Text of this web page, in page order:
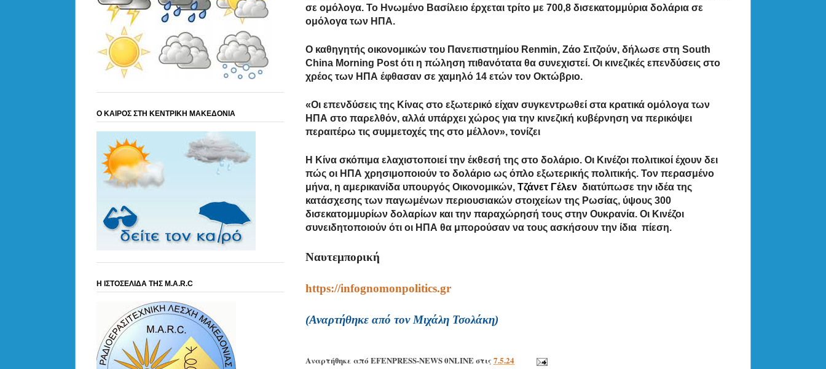
σε ομόλογα. Το Ηνωμένο Βασίλειο έρχεται τρίτο με 700,8 δισεκατομμύρια δολάρια σε
ομόλογα των ΗΠΑ.
Ο καθηγητής οικονομικών του Πανεπιστημίου Renmin, Ζάο Σιτζούν, δήλωσε στη South
China Morning Post ότι η πώληση πιθανότατα θα συνεχιστεί. Οι κινεζικές επενδύσεις στο
χρέος των ΗΠΑ έφθασαν σε χαμηλό 14 ετών τον Οκτώβριο.
«Οι επενδύσεις της Κίνας στο εξωτερικό είχαν συγκεντρωθεί στα κρατικά ομόλογα των
ΗΠΑ στο παρελθόν, αλλά υπάρχει χώρος για την κινεζική κυβέρνηση να περικόψει
περαιτέρω τις συμμετοχές της στο μέλλον», τονίζει
Η Κίνα σκόπιμα ελαχιστοποιεί την έκθεσή της στο δολάριο. Οι Κινέζοι πολιτικοί έχουν δει
πώς οι ΗΠΑ χρησιμοποιούν το δολάριο ως όπλο εξωτερικής πολιτικής. Τον περασμένο
μήνα, η αμερικανίδα υπουργός Οικονομικών, Τζάνετ Γέλεν διατύπωσε την ιδέα της
κατάσχεσης των παγωμένων περιουσιακών στοιχείων της Ρωσίας, ύψους 300
δισεκατομμυρίων δολαρίων και την παραχώρησή τους στην Ουκρανία. Οι Κινέζοι
συνειδητοποιούν ότι οι ΗΠΑ θα μπορούσαν να τους ασκήσουν την ίδια πίεση.
Ναυτεμπορική
https://infognomonpolitics.gr
(Αναρτήθηκε από τον Μιχάλη Τσολάκη)
Αναρτήθηκε από EFENPRESS-NEWS 0NLINEστις 7.5.24
Ο ΚΑΙΡΟΣ ΣΤΗ ΚΕΝΤΡΙΚΗ ΜΑΚΕΔΟΝΙΑ
Η ΙΣΤΟΣΕΛΙΔΑ ΤΗΣ M.A.R.C